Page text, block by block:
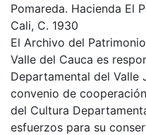
Pomareda. Hacienda El
Cali, C. 1930
El Archivo del
Valle del Cauca es
Departamental del Valle
convenio de
del Cultura
esfuerzos para su